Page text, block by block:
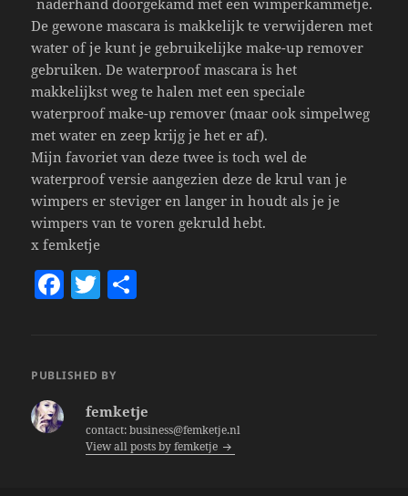
naderhand doorgekamd met een wimperkammetje.
De gewone mascara is makkelijk te verwijderen met
water of je kunt je gebruikelijke make-up remover
gebruiken. De waterproof mascara is het
makkelijkst weg te halen met een speciale
waterproof make-up remover (maar ook simpelweg
met water en zeep krijg je het er af).
Mijn favoriet van deze twee is toch wel de
waterproof versie aangezien deze de krul van je
wimpers er steviger en langer in houdt als je je
wimpers van te voren gekruld hebt.
x femketje
F
e
T
er
PUBLISHED BY
femketje
contact: business@femketje.nl
View all posts by femketje